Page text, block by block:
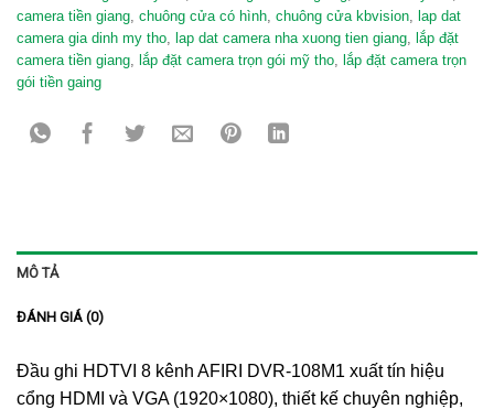
camera tiền giang chuông cửa có hình chuông cửa kbvision
lap dat
camera gia dinh my tho
lap dat camera nha xuong tien giang
lắp đặt
camera tiền giang
lắp đặt camera trọn gói mỹ tho
lắp đặt camera trọn
gói tiền gaing
MÔ TẢ
ĐÁNH GIÁ (0)
Đầu ghi HDTVI 8 kênh AFIRI DVR-108M1 xuất tín hiệu
cổng HDMI và VGA (1920×1080), thiết kế chuyên nghiệp,